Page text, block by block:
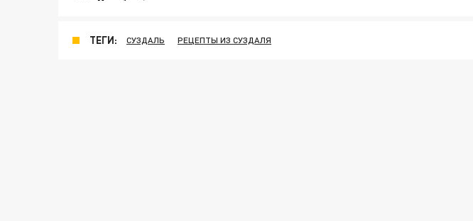
ТЕГИ: СУЗДАЛЬ РЕЦЕПТЫ ИЗ СУЗДАЛЯ